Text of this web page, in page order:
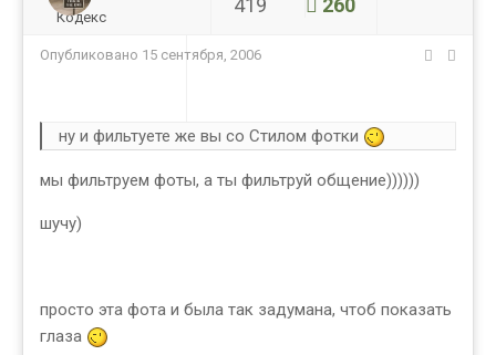
Кодекс
419 260
Опубликовано 15 сентября, 2006
ну и фильтуете же вы со Стилом фотки
мы фильтруем фоты, а ты фильтруй общение))))))
шучу)
просто эта фота и была так задумана, чтоб показать
глаза